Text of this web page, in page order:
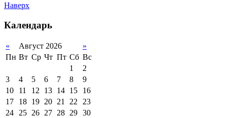
Наверх
Календарь
« Август 2026
»
Пн Вт Ср Чт Пт Сб Вс
1
2
3
4 5 6 7 8
9
10
11 12 13 14 15
16
17
18 19 20 21 22 23
24 25 26 27 28 29 30